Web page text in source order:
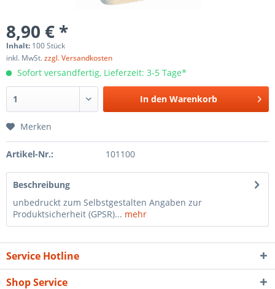
8,90 € *
Inhalt: 100 Stück
inkl. MwSt.zzgl. Versandkosten
Sofort versandfertig, Lieferzeit: 3-5 Tage*
In den Warenkorb
Merken
Artikel-Nr.: 101100
Beschreibung
unbedruckt zum Selbstgestalten Angaben zur
Produktsicherheit (GPSR)... mehr
Service Hotline
Shop Service